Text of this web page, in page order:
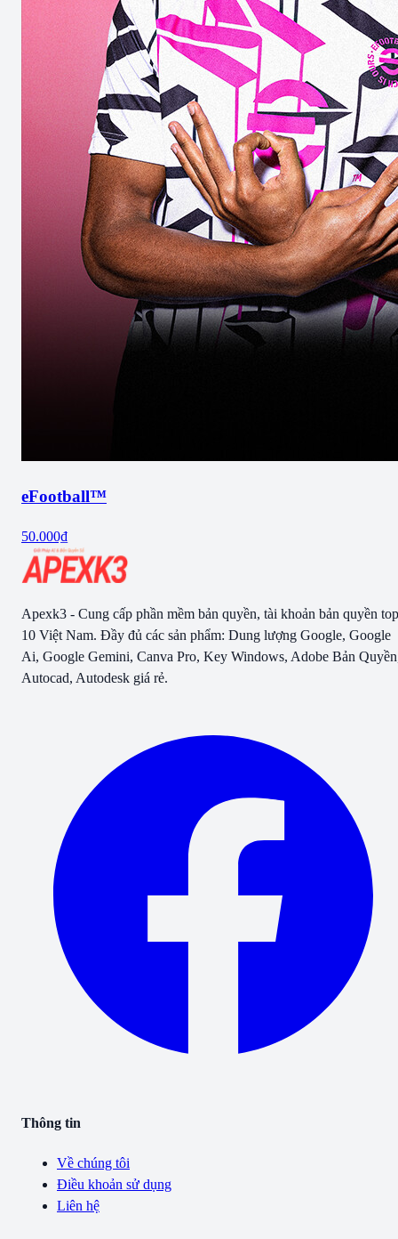
eFootball™
50.000₫
Apexk3 - Cung cấp phần mềm bản quyền, tài khoản bản quyền top
10 Việt Nam. Đầy đủ các sản phẩm: Dung lượng Google, Google
Ai, Google Gemini, Canva Pro, Key Windows, Adobe Bản
Autocad, Autodesk giá rẻ.
Thông tin
Về chúng tôi
Điều khoản sử dụng
Liên hệ